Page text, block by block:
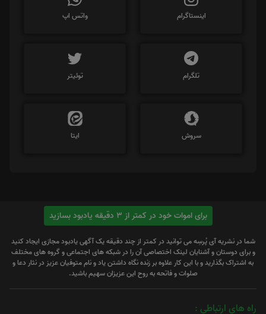
اینستاگرام واتس اپ
تلگرام توئیتر
سروش ایتا
برای اموات خود در کمتر از 3 دقیقه یادبود بسازید
شما در نشریه آی پُرسِه می توانید در کمتر از چند دقیقه یک آگهی یادبود مجازی ایجاد کنید
و برای دوستان و آشنایان لینک اختصاصی آن را در شبکه های اجتماعی و گروه های مختلف
به اشتراک بگذارید و با این کار علاوه بر زنده نگاه داشتن یاد و نام متوفیان عزیز در نثار دعا و
صلوات و فاتحه به روح این عزیزان سهیم باشید.
راه های ارتباطی :